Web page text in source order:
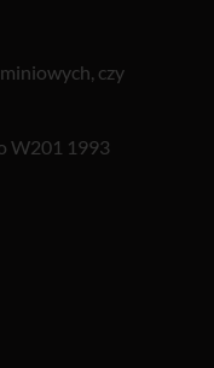
czy
W201 1993